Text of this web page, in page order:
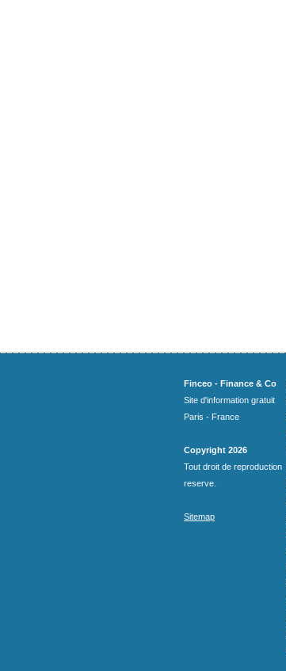
Finceo - Finance & Co
Site d'information gratuit
Paris - France
Copyright 2026
Tout droit de reproduction
reserve.
Sitemap